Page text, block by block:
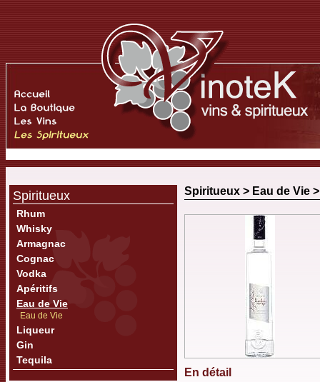
Spiritueux
Rhum
Whisky
Armagnac
Cognac
Vodka
Apéritifs
Eau de Vie
Eau de Vie
Liqueur
Gin
Tequila
Spiritueux > Eau de Vie
En détail